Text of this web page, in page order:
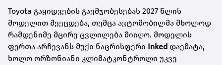
Toyota გაყიდვების გაუმჯობესებას 2027 წლის
მოდელით შეეცდება, თუმცა ავტომობილმა მხოლოდ
რამდენიმე მცირე ცვლილება მიიღო. მოდელის
ფერთა არჩევანს მუქი ნაცრისფერი Inked დაემატა,
ხოლო ორზონიანი კლიმატკონტროლი უკვე